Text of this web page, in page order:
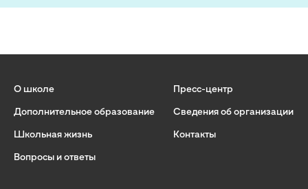
О школе
Дополнительное образование
Школьная жизнь
Вопросы и ответы
Пресс-центр
Сведения об организации
Контакты